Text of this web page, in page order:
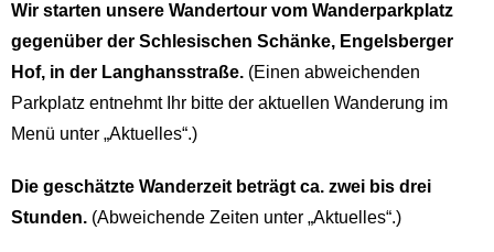
Wir starten unsere Wandertour vom Wanderparkplatz
gegenüber der Schlesischen Schänke, Engelsberger
Hof, in der Langhansstraße. (Einen abweichenden
Parkplatz entnehmt Ihr bitte der aktuellen Wanderung im
Menü unter „Aktuelles“.)
Die geschätzte Wanderzeit beträgt ca. zwei bis drei
Stunden. (Abweichende Zeiten unter „Aktuelles“.)